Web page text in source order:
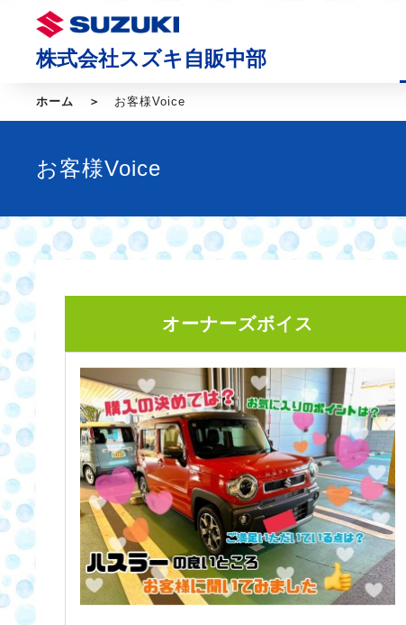
株式会社スズキ自販中部
ホーム お客様Voice
お客様Voice
オーナーズボイス